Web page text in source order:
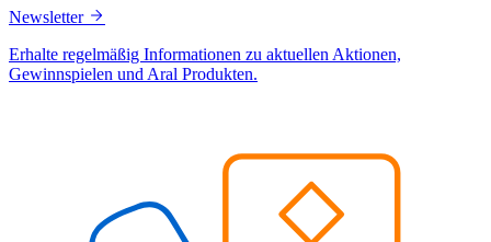
Newsletter
Erhalte regelmäßig Informationen zu aktuellen Aktionen,
Gewinnspielen und Aral Produkten.